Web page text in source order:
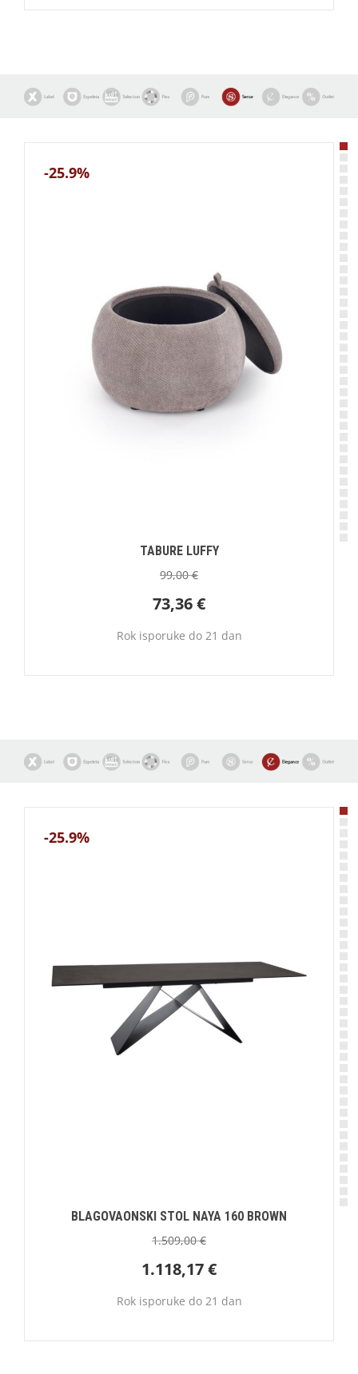
-25.9%
TABURE LUFFY
99,00€
73,36€
Rok isporuke do 21 dan
-25.9%
BLAGOVAONSKI STOL NAYA 160 BROWN
1.509,00€
1.118,17€
Rok isporuke do 21 dan